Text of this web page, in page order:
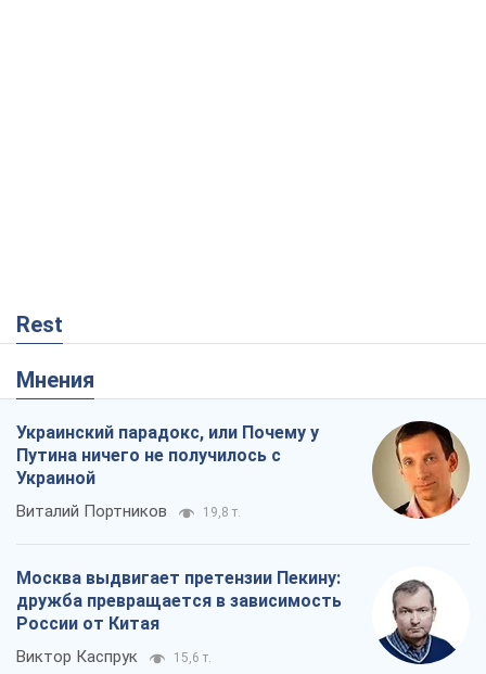
Rest
Мнения
Украинский парадокс, или Почему у
Путина ничего не получилось с
Украиной
Виталий Портников 19,8 т.
Москва выдвигает претензии Пекину:
дружба превращается в зависимость
России от Китая
Виктор Каспрук 15,6 т.